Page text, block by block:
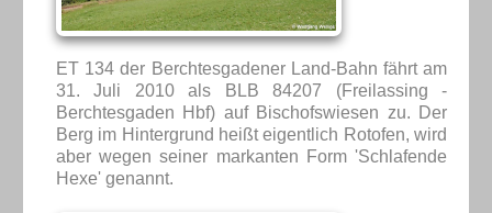
ET 134 der Berchtesgadener Land-Bahn fährt am
31. Juli 2010 als BLB 84207 (Freilassing -
Berchtesgaden Hbf) auf Bischofswiesen zu. Der
Berg im Hintergrund heißt eigentlich Rotofen, wird
aber wegen seiner markanten Form 'Schlafende
Hexe' genannt.